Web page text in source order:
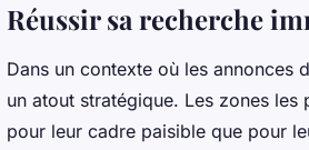
Réussir sa recherche
Dans un contexte où les annonces
un atout stratégique. Les zones
pour leur cadre paisible que pour